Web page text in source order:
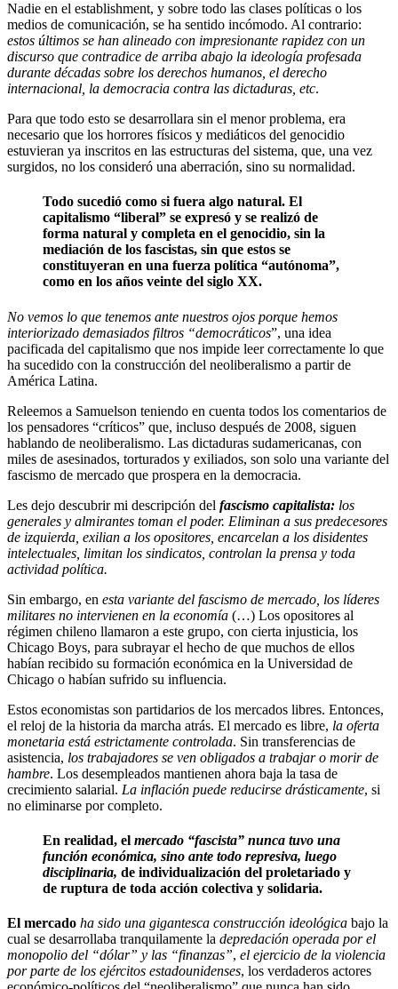
Nadie en el establishment, y sobre todo las clases políticas o los
medios de comunicación, se ha sentido incómodo. Al contrario:
estos últimos se han alineado con impresionante rapidez con un
discurso que contradice de arriba abajo la ideología profesada
durante décadas sobre los derechos humanos, el derecho
internacional, la democracia contra las dictaduras, etc.
Para que todo esto se desarrollara sin el menor problema, era
necesario que los horrores físicos y mediáticos del genocidio
estuvieran ya inscritos en las estructuras del sistema, que, una vez
surgidos, no los consideró una aberración, sino su normalidad.
Todo sucedió como si fuera algo natural. El
capitalismo “liberal” se expresó y se realizó de
forma natural y completa en el genocidio, sin la
mediación de los fascistas, sin que estos se
constituyeran en una fuerza política “autónoma”,
como en los años veinte del siglo XX.
No vemos lo que tenemos ante nuestros ojos porque hemos
interiorizado demasiados filtros “democráticos”, una idea
pacificada del capitalismo que nos impide leer correctamente lo que
ha sucedido con la construcción del neoliberalismo a partir de
América Latina.
Releemos a Samuelson teniendo en cuenta todos los comentarios de
los pensadores “críticos” que, incluso después de 2008, siguen
hablando de neoliberalismo. Las dictaduras sudamericanas, con
miles de asesinados, torturados y exiliados, son solo una variante del
fascismo de mercado que prospera en la democracia.
Les dejo descubrir mi descripción del fascismo capitalista: los
generales y almirantes toman el poder. Eliminan a sus predecesores
de izquierda, exilian a los opositores, encarcelan a los disidentes
intelectuales, limitan los sindicatos, controlan la prensa y toda
actividad política.
Sin embargo, en esta variante del fascismo de mercado, los líderes
militares no intervienen en la economía (…) Los opositores al
régimen chileno llamaron a este grupo, con cierta injusticia, los
Chicago Boys, para subrayar el hecho de que muchos de ellos
habían recibido su formación económica en la Universidad de
Chicago o habían sufrido su influencia.
Estos economistas son partidarios de los mercados libres. Entonces,
el reloj de la historia da marcha atrás. El mercado es libre, la oferta
monetaria está estrictamente controlada. Sin transferencias de
asistencia, los trabajadores se ven obligados a trabajar o morir de
hambre. Los desempleados mantienen ahora baja la tasa de
crecimiento salarial. La inflación puede reducirse drásticamente, si
no eliminarse por completo.
En realidad, el mercado “fascista” nunca tuvo una
función económica, sino ante todo represiva, luego
disciplinaria, de individualización del proletariado y
de ruptura de toda acción colectiva y solidaria.
El mercado ha sido una gigantesca construcción ideológica bajo la
cual se desarrollaba tranquilamente la depredación operada por el
monopolio del “dólar” y las “finanzas”, el ejercicio de la violencia
por parte de los ejércitos estadounidenses, los verdaderos actores